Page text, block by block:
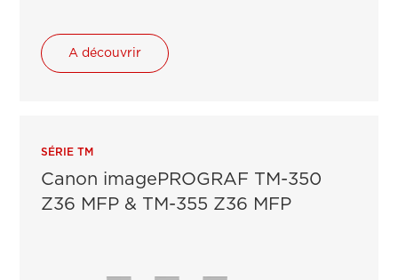
A découvrir
SÉRIE TM
Canon imagePROGRAF TM-350
Z36 MFP & TM-355 Z36 MFP